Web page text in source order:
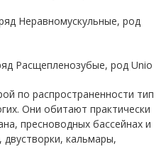
Неравномускульные, род
Расщепленозубые, род Unio
по распространенности тип
Они обитают практически
пресноводных бассейнах и
двустворки, кальмары,